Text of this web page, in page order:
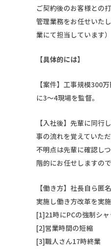
ご契約後のお客様との
管理業務をお任せいた
業にて担当しています）
【具体的には】
【案件】工事規模300
に3～4現場を監督。
【入社後】先輩に同行
事の流れを覚えていただ
不明点は先輩に確認し
階的にお任せしますの
【働き方】社長自ら匿
実施し働き方改革を実施
[1]21時にPCの強制シ
[2]営業時間の短縮
[3]職人さん17時終業